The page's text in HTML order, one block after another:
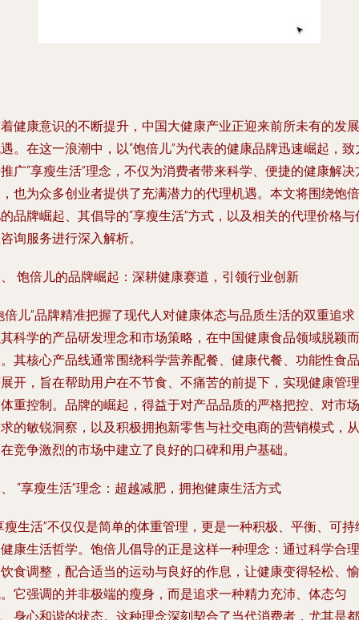
健康意识的不断提升，中国大健康产业正迎来前所未有的发展
。在这一浪潮中，以“饱倍儿”为代表的健康品牌迅速崛起，致
广“享瘦生活”理念，不仅为消费者带来科学、便捷的健康解决
也为众多创业者提供了充满潜力的代理机遇。本文将围绕饱倍
品牌崛起、其倡导的“享瘦生活”方式，以及相关的代理价格与
询服务进行深入解析。
饱倍儿的品牌崛起：深耕健康赛道，引领行业创新
倍儿”品牌精准把握了现代人对健康体态与品质生活的双重追求
科学的产品研发理念和市场策略，在中国健康食品领域脱颖而
其核心产品线通常围绕科学营养配餐、健康代餐、功能性食品
开，旨在帮助用户在不节食、不痛苦的前提下，实现健康管理
重控制。品牌的崛起，得益于对产品品质的严格把控、对市场
的敏锐洞察，以及积极拥抱新零售与社交电商的营销模式，从
竞争激烈的市场中建立了良好的口碑和用户基础。
“享瘦生活”理念：超越减肥，拥抱健康生活方式
瘦生活”不仅仅是简单的体重管理，更是一种积极、平衡、可持
康生活哲学。饱倍儿倡导的正是这样一种理念：通过科学合理
食调整，配合适当的运动与良好的作息，让健康变得轻松、愉
它强调的并非极端的瘦身，而是追求一种精力充沛、体态匀
身心和谐的状态。这种理念深刻契合了当代消费者，尤其是都